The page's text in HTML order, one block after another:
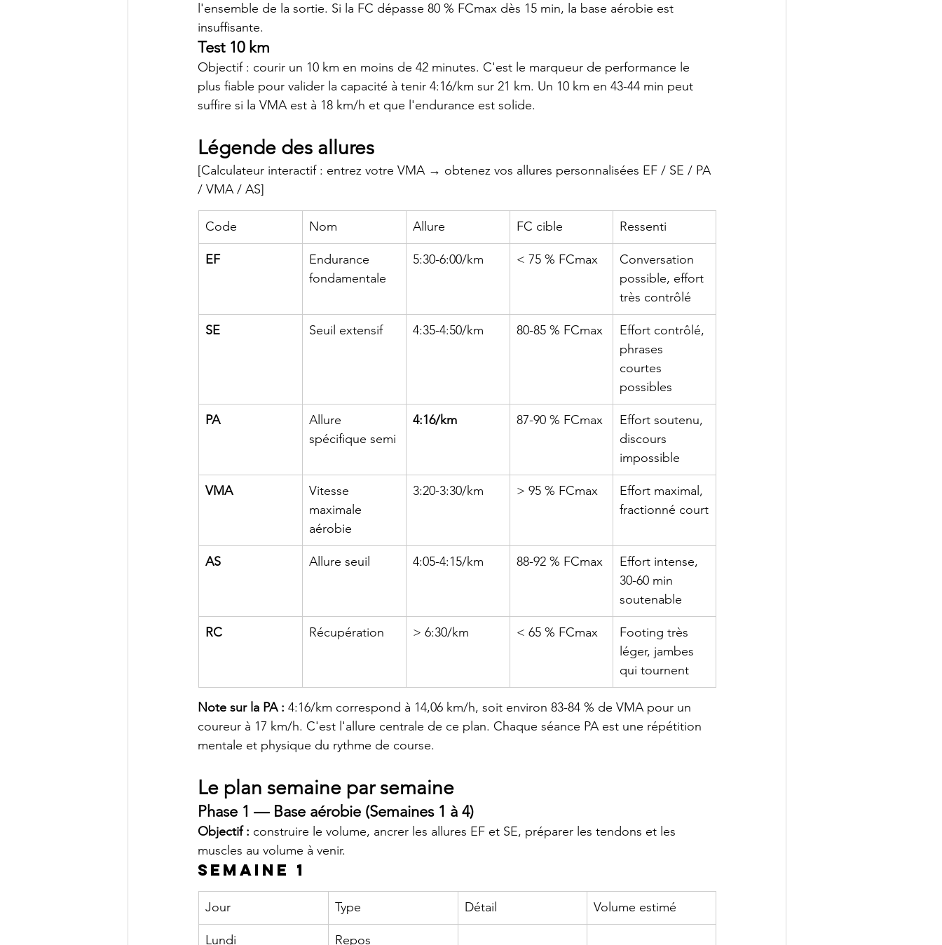
l'ensemble de la sortie. Si la FC dépasse 80 % FCmax dès 15 min, la base aérobie est
insuffisante.
Test 10 km
Objectif : courir un 10 km en moins de 42 minutes. C'est le marqueur de performance le
plus fiable pour valider la capacité à tenir 4:16/km sur 21 km. Un 10 km en 43-44 min peut
suffire si la VMA est à 18 km/h et que l'endurance est solide.
Légende des allures
[Calculateur interactif : entrez votre VMA → obtenez vos allures personnalisées EF / SE / PA
/ VMA / AS]
Code Nom Allure FC cible Ressenti
EF
Endurance
fondamentale
5:30-6:00/km < 75 % FCmax
Conversation
possible, effort
très contrôlé
SE Seuil extensif 4:35-4:50/km 80-85 % FCmax
Effort contrôlé,
phrases
courtes
possibles
PA
Allure
spécifique semi
4:16/km 87-90 % FCmax
Effort soutenu,
discours
impossible
VMA
Vitesse
maximale
aérobie
3:20-3:30/km > 95 % FCmax
Effort maximal,
fractionné court
AS Allure seuil 4:05-4:15/km 88-92 % FCmax
Effort intense,
30-60 min
soutenable
RC Récupération > 6:30/km < 65 % FCmax
Footing très
léger, jambes
qui tournent
Note sur la PA : 4:16/km correspond à 14,06 km/h, soit environ 83-84 % de VMA pour un
coureur à 17 km/h. C'est l'allure centrale de ce plan. Chaque séance PA est une répétition
mentale et physique du rythme de course.
Le plan semaine par semaine
Phase 1 — Base aérobie (Semaines 1 à 4)
Objectif : construire le volume, ancrer les allures EF et SE, préparer les tendons et les
muscles au volume à venir.
Semaine 1
Jour Type Détail Volume estimé
Lundi Repos